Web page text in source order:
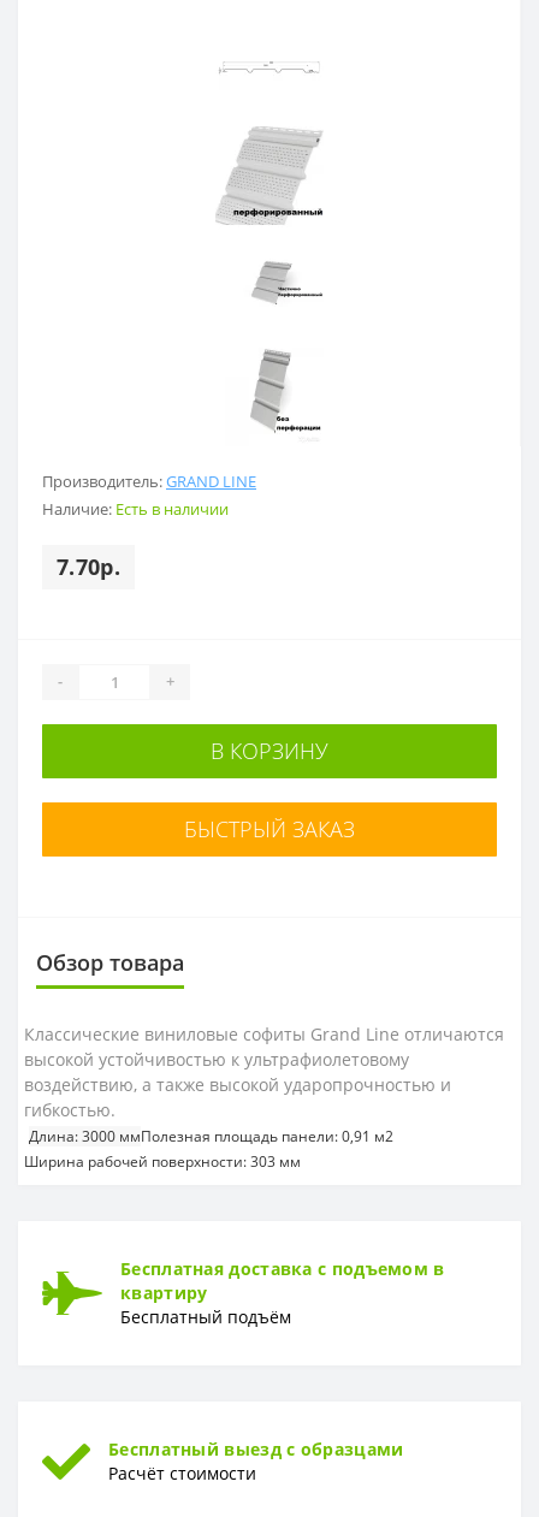
Производитель:GRAND LINE
Наличие: Есть в наличии
7.70р.
- +
В КОРЗИНУ
БЫСТРЫЙ ЗАКАЗ
Обзор товара
Классические виниловые софиты Grand Line отличаются
высокой устойчивостью к ультрафиолетовому
воздействию, а также высокой ударопрочностью и
гибкостью.
Длина: 3000 ммПолезная площадь панели: 0,91 м2
Ширина рабочей поверхности: 303 мм
Бесплатная доставка с подъемом в
квартиру
Бесплатный подъём
Бесплатный выезд с образцами
Расчёт стоимости